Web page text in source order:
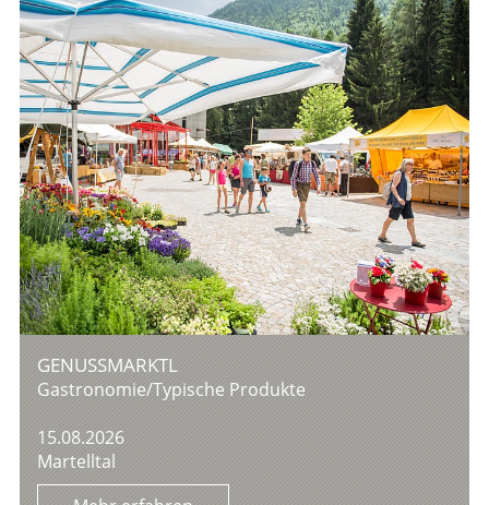
GENUSSMARKTL
Gastronomie/Typische Produkte
15.08.2026
Martelltal